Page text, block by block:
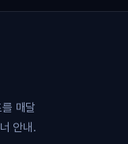
매달
안내.